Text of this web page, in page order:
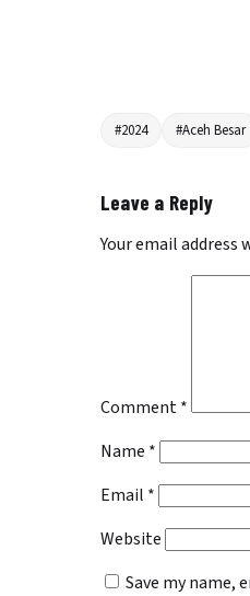
#2024 #Aceh Besar
Leave a Reply
Your email
Comment*
Name *
Email *
Website
Save my name,